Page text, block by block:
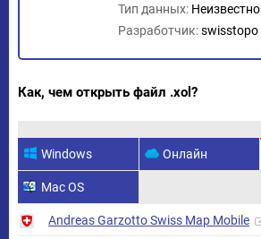
Тип данных: Неизвестно
Разработчик:swisstopo
Как, чем открыть файл .xol?
Windows Онлайн
Mac OS
Andreas Garzotto Swiss Map Mobile